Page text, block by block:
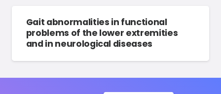
Gait abnormalities in functional
problems of the lower extremities
and in neurological diseases